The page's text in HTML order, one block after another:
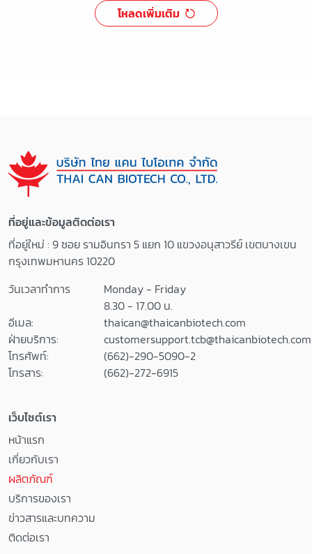
โหลดเพิ่มเติม
ที่อยู่และข้อมูลติดต่อเรา
ที่อยู่ใหม่ : 9 ซอย รามอินทรา 5 แยก 10 แขวงอนุสาวรีย์ เขตบางเขน
กรุงเทพมหานคร 10220
วันเวลาทำการ
Monday - Friday
8.30 - 17.00 น.
อีเมล:
thaican@thaicanbiotech.com
ฝ่ายบริการ:
customersupport.tcb@thaicanbiotech.com
โทรศัพท์:
(662)-290-5090-2
โทรสาร:
(662)-272-6915
เว็บไซต์เรา
หน้าแรก
เกี่ยวกับเรา
ผลิตภัณฑ์
บริการของเรา
ข่าวสารและบทความ
ติดต่อเรา